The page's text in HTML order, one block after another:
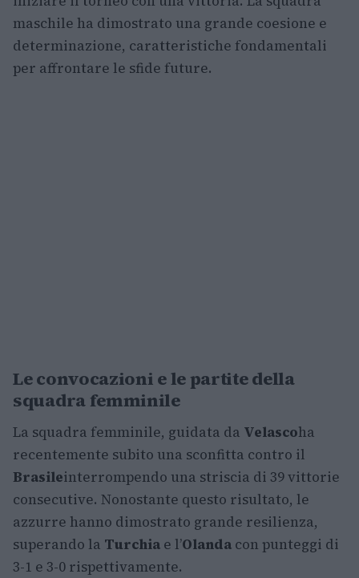
maschile ha dimostrato una grande coesione e
determinazione, caratteristiche fondamentali
per affrontare le sfide future.
Le convocazioni e le partite della
squadra femminile
La squadra femminile, guidata da Velascoha
recentemente subito una sconfitta contro il
Brasileinterrompendo una striscia di 39 vittorie
consecutive. Nonostante questo risultato, le
azzurre hanno dimostrato grande resilienza,
superando la Turchia e l’Olanda con punteggi di
3-1 e 3-0 rispettivamente.